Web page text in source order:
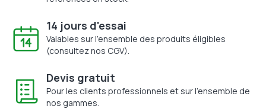
14 jours d'essai
Valables sur l'ensemble des produits éligibles
(consultez nos CGV).
Devis gratuit
Pour les clients professionnels et sur l'ensemble de
nos gammes.